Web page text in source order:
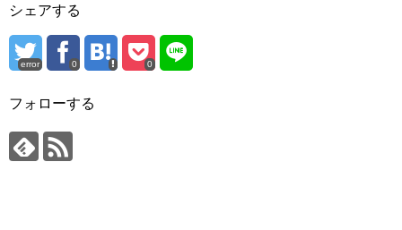
シェアする
error 0 0
フォローする